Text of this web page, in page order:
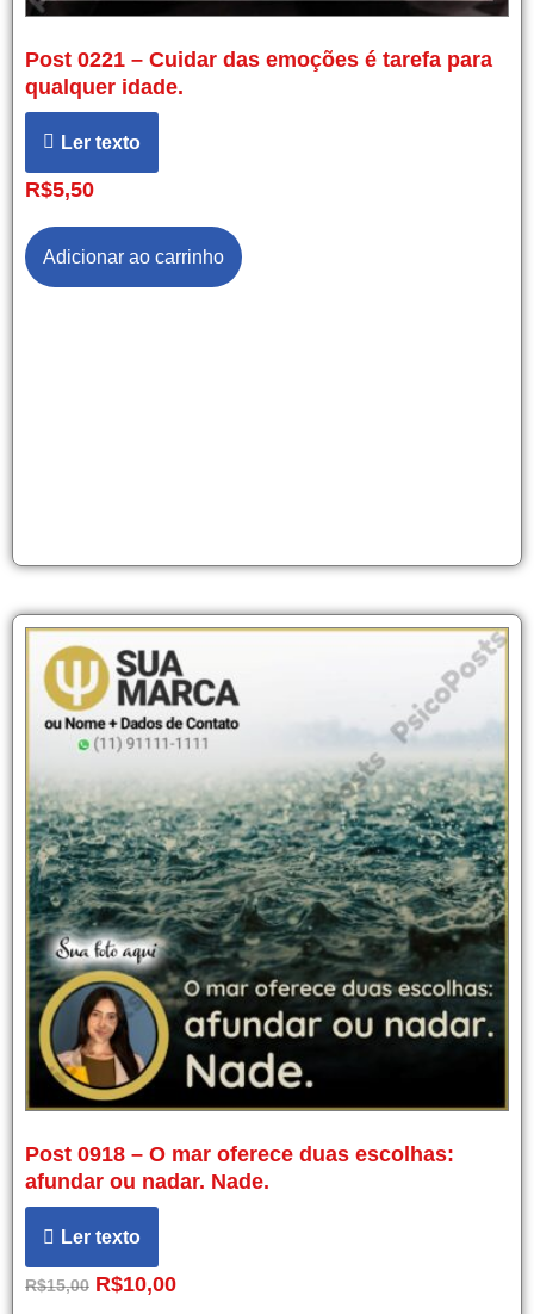
Post 0221 – Cuidar das emoções é tarefa para
qualquer idade.
Ler texto
R$5,50
Adicionar ao carrinho
Post 0918 – O mar oferece duas escolhas:
afundar ou nadar. Nade.
Ler texto
R$15,00 R$10,00